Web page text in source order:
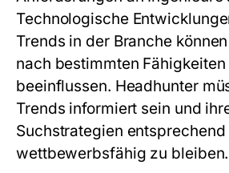
Technologische
Trends in der Branche
nach bestimmten Fähigkeiten
beeinflussen. Headhunter
Trends informiert sein und
Suchstrategien entsprechend
wettbewerbsfähig zu bleiben.